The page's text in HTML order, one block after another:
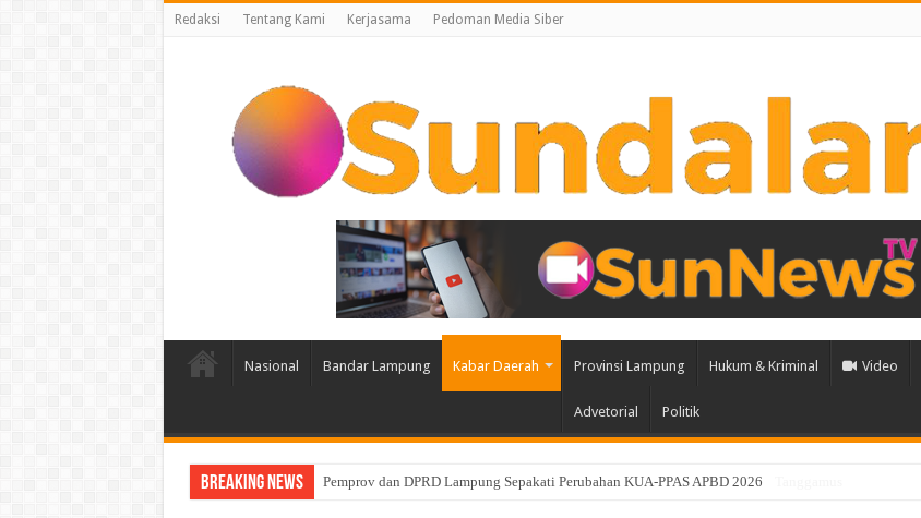
Redaksi Tentang Kami Kerjasama Pedoman Media Siber
Nasional Bandar Lampung Kabar Daerah Provinsi Lampung Hukum & Kriminal Video
Advetorial Politik
Breaking News Pemprov Lampung Intensifkan Percepatan Penanggulangan Tuberkulosis di Tanggamus